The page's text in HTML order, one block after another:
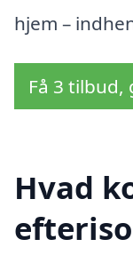
hjem –
Få 3
Hvad